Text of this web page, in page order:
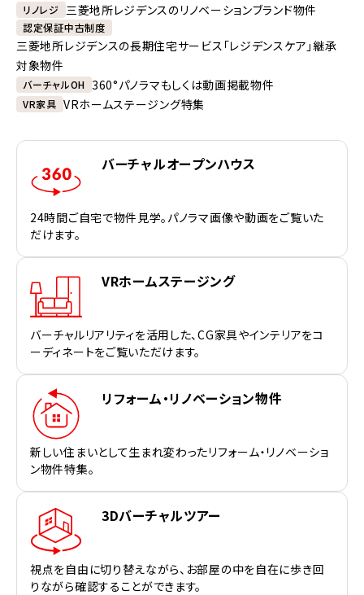
リノレジ 三菱地所レジデンスのリノベーションブランド物件
認定保証中古制度
三菱地所レジデンスの長期住宅サービス「レジデンスケア」継承
対象物件
バーチャルOH 360°パノラマもしくは動画掲載物件
VR家具 VRホームステージング特集
バーチャルオープンハウス
24時間ご自宅で物件見学。パノラマ画像や動画をご覧いた
だけます。
VRホームステージング
バーチャルリアリティを活用した、CG家具やインテリアをコ
ーディネートをご覧いただけます。
リフォーム・リノベーション物件
新しい住まいとして生まれ変わったリフォーム・リノベーショ
ン物件特集。
3Dバーチャルツアー
視点を自由に切り替えながら、お部屋の中を自在に歩き回
りながら確認することができます。